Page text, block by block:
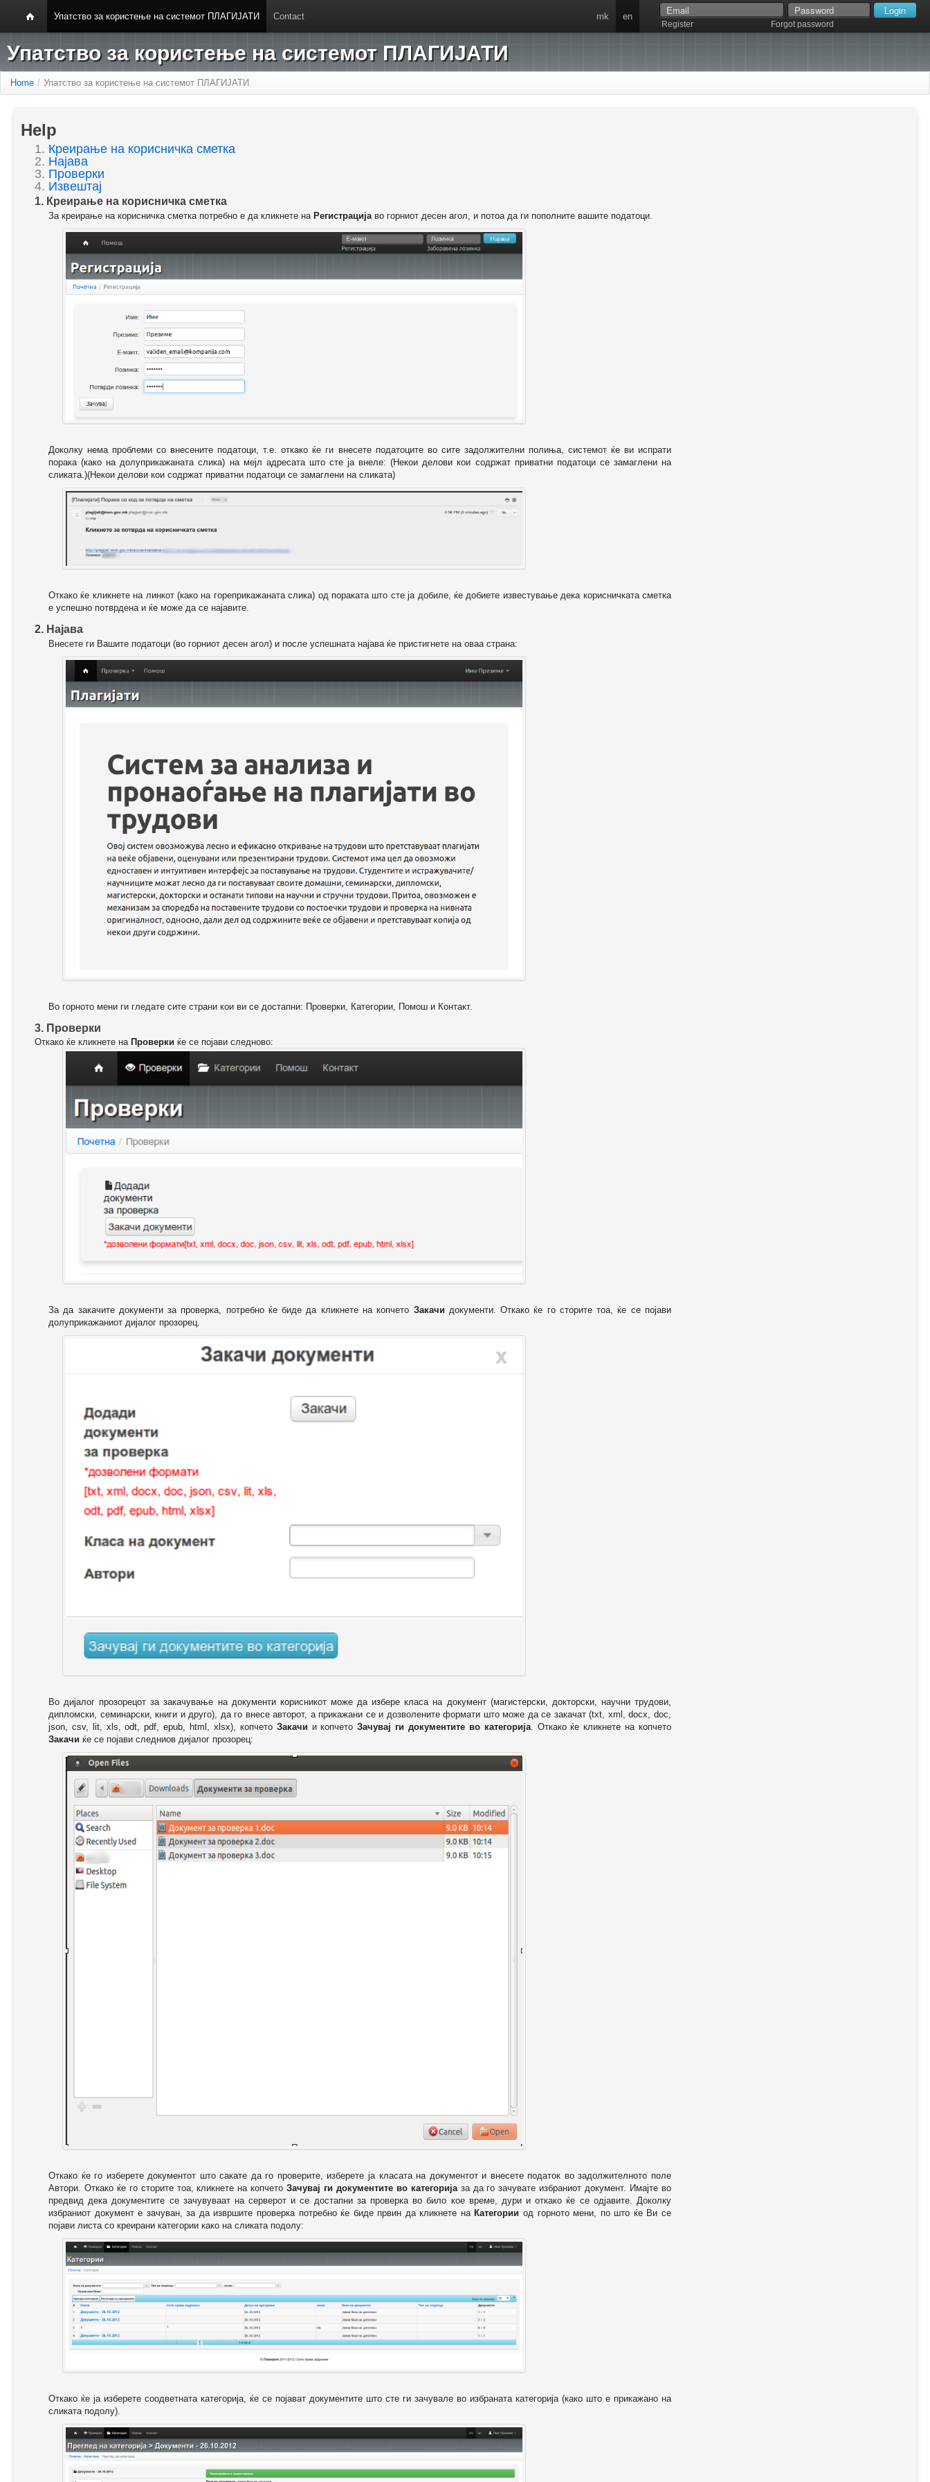
Упатство за користење на системот ПЛАГИЈАТИ Contact
Register Forgot password
mk en
Упатство за користење на системот ПЛАГИЈАТИ
Home / Упатство за користење на системот ПЛАГИЈАТИ
Help
1. Креирање на корисничка сметка
2. Најава
3. Проверки
4. Извештај
1. Креирање на корисничка сметка
За креирање на корисничка сметка потребно е да кликнете на Регистрацијаво горниот десен агол, и потоа да ги пополните вашите податоци.
Доколку нема проблеми со внесените податоци, т.е. откако ќе ги внесете податоците во сите задолжителни полиња, системот ќе ви испрати
порака (како на долуприкажаната слика) на мејл адресата што сте ја внеле: (Некои делови кои содржат приватни податоци се замаглени на
сликата.)(Некои делови кои содржат приватни податоци се замаглени на сликата)
Откако ќе кликнете на линкот (како на гореприкажаната слика) од пораката што сте ја добиле, ќе добиете известување дека корисничката сметка
е успешно потврдена и ќе може да се најавите.
2. Најава
Внесете ги Вашите податоци (во горниот десен агол) и после успешната најава ќе пристигнете на оваа страна:
Во горното мени ги гледате сите страни кои ви се достапни: Проверки, Категории, Помош и Контакт.
3. Проверки
Откако ќе кликнете на Проверки ќе се појави следново:
За да закачите документи за проверка, потребно ќе биде да кликнете на копчето Закачи документи. Откако ќе го сторите тоа, ќе се појави
долуприкажаниот дијалог прозорец.
Во дијалог прозорецот за закачување на документи корисникот може да избере класа на документ (магистерски, докторски, научни трудови,
дипломски, семинарски, книги и друго), да го внесе авторот, а прикажани се и дозволените формати што може да се закачат (txt, xml, docx, doc,
json, csv, lit, xls, odt, pdf, epub, html, xlsx), копчето Закачи и копчетоЗачувај ги документите во категорија. Откако ќе кликнете на копчето
Закачи ќе се појави следниов дијалог прозорец:
Откако ќе го изберете документот што сакате да го проверите, изберете ја класата на документот и внесете податок во задолжителното поле
Автори. Откако ќе го сторите тоа, кликнете на копчетоЗачувај ги документите во категоријаза да го зачувате избраниот документ. Имајте во
предвид дека документите се зачувуваат на серверот и се достапни за проверка во било кое време, дури и откако ќе се одјавите. Доколку
избраниот документ е зачуван, за да извршите проверка потребно ќе биде првин да кликнете на Категории од горното мени, по што ќе Ви се
појави листа со креирани категории како на сликата подолу:
Откако ќе ја изберете соодветната категорија, ќе се појават документите што сте ги зачувале во избраната категорија (како што е прикажано на
сликата подолу).